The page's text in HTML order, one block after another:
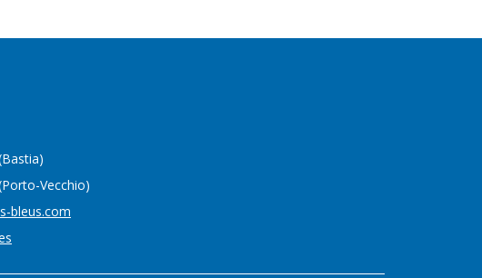
Vecchio)
bleus.com